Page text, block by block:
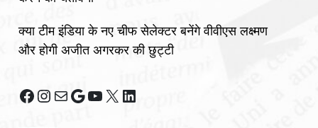
क्या टीम इंडिया के नए चीफ सेलेक्टर बनेंगे वीवीएस लक्ष्मण
और होगी अजीत अगरकर की छुट्टी
Facebook
Instagram
MailGoogle
YouTube
X LinkedIn